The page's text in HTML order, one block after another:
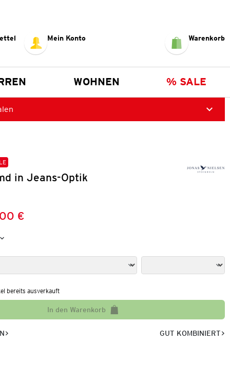
Mein Konto Warenkorb
WOHNEN % SALE
in Jeans-Optik
€
bereits ausverkauft
In den Warenkorb
GUT KOMBINIERT